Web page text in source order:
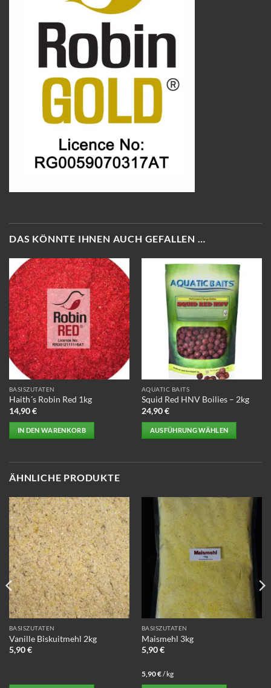
DAS KÖNNTE IHNEN AUCH GEFALLEN …
BASISZUTATEN
Haith´s Robin Red 1kg
14,90€
IN DEN WARENKORB
AQUATIC BAITS
Squid Red HNV Boilies – 2kg
24,90€
AUSFÜHRUNG WÄHLEN
Varianten
Optionen
können
Produktseite
gewählt
werden
ÄHNLICHE PRODUKTE
BASISZUTATEN
Vanille Biskuitmehl 2kg
5,90€
BASISZUTATEN
Maismehl 3kg
5,90€
5,90€/kg